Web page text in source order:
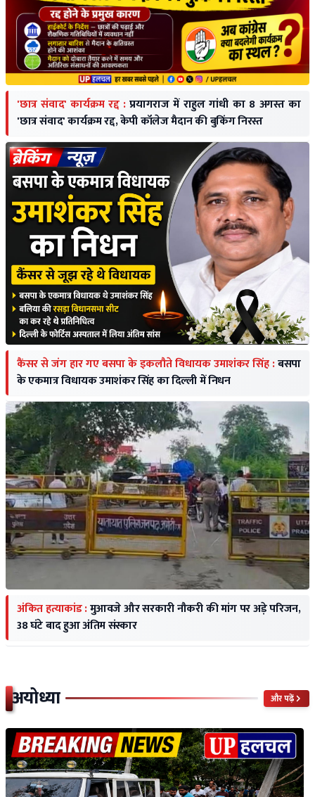
'छात्र संवाद' कार्यक्रम रद्द : प्रयागराज में राहुल गांधी का 8 अगस्त का
'छात्र संवाद' कार्यक्रम रद्द, केपी कॉलेज मैदान की बुकिंग निरस्त
कैंसर से जंग हार गए बसपा के इकलौते विधायक उमाशंकर सिंह :बसपा
के एकमात्र विधायक उमाशंकर सिंह का दिल्ली में निधन
अंकित हत्याकांड :मुआवजे और सरकारी नौकरी की मांग पर अड़े परिजन,
38 घंटे बाद हुआ अंतिम संस्कार
अयोध्या और पढ़ें